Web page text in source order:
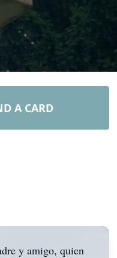
A CARD
y amigo, quien